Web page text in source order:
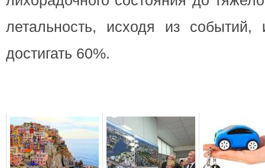
летальность, исходя из событий,
достигать 60%.